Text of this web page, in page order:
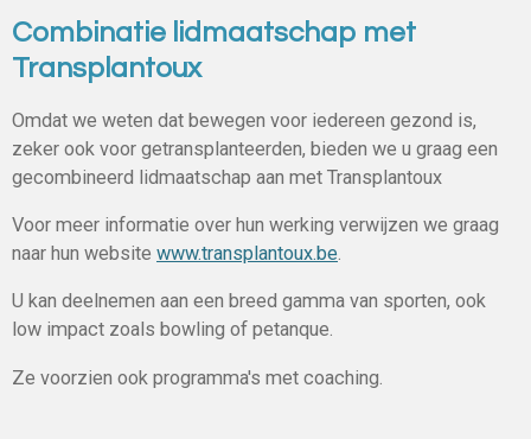
Combinatie lidmaatschap met
Transplantoux
Omdat we weten dat bewegen voor iedereen gezond is,
zeker ook voor getransplanteerden, bieden we u graag een
gecombineerd lidmaatschap aan met Transplantoux
Voor meer informatie over hun werking verwijzen we graag
naar hun website www.transplantoux.be.
U kan deelnemen aan een breed gamma van sporten, ook
low impact zoals bowling of petanque.
Ze voorzien ook programma's met coaching.